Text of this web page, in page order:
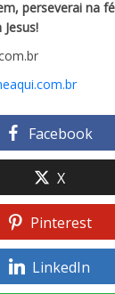
perseverai na
Facebook
X
Pinterest
LinkedIn